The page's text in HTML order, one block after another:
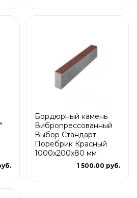
Бордюрный камень
Вибропрессованный
Выбор Стандарт
Поребрик Красный
1000х200х80 мм
1 500.00 руб.